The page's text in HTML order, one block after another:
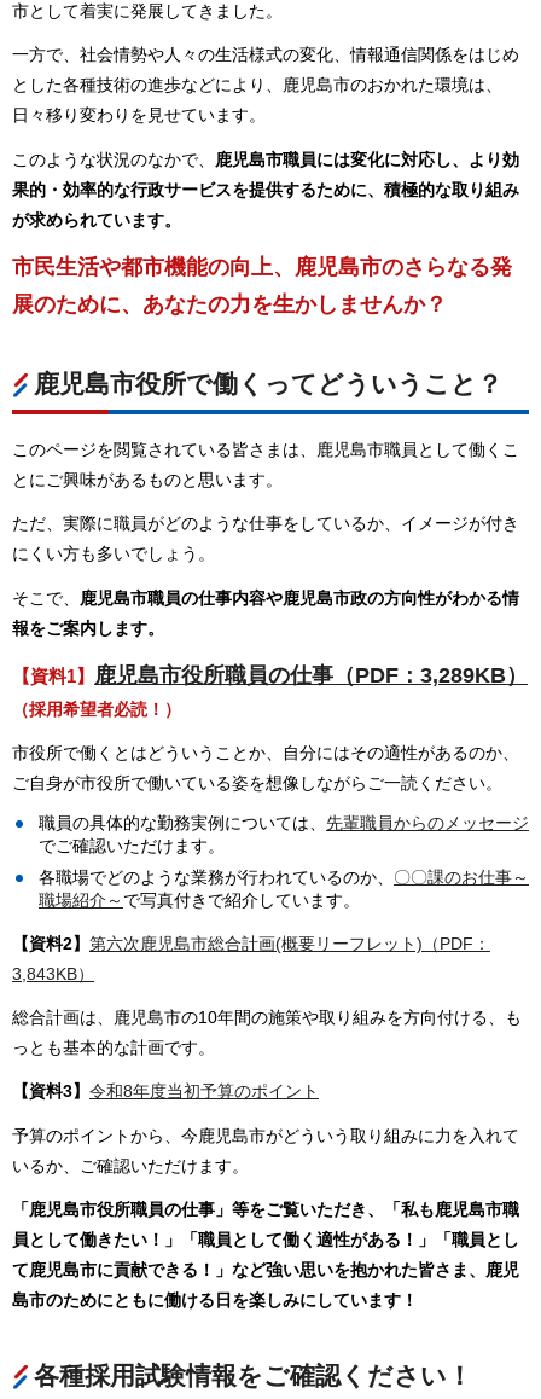
市として着実に発展してきました。
一方で、社会情勢や人々の生活様式の変化、情報通信関係をはじめ
とした各種技術の進歩などにより、鹿児島市のおかれた環境は、
日々移り変わりを見せています。
このような状況のなかで、
鹿児島市職員には変化に対応し、より効
果的・効率的な行政サービスを提供するために、積極的な取り組み
が求められています。
市民生活や都市機能の向上、鹿児島市のさらなる発
展のために、あなたの力を生かしませんか？
鹿児島市役所で働くってどういうこと？
このページを閲覧されている皆さまは、鹿児島市職員として働くこ
とにご興味があるものと思います。
ただ、実際に職員がどのような仕事をしているか、イメージが付き
にくい方も多いでしょう。
そこで、
鹿児島市職員の仕事内容や鹿児島市政の方向性がわかる情
報をご案内します。
【資料1】 鹿児島市役所職員の仕事（PDF：3,289KB）
（採用希望者必読！）
市役所で働くとはどういうことか、自分にはその適性があるのか、
ご自身が市役所で働いている姿を想像しながらご一読ください。
職員の具体的な勤務実例については、 先輩職員からのメッセージ
でご確認いただけます。
各職場でどのような業務が行われているのか、 〇〇課のお仕事～
職場紹介～ で写真付きで紹介しています。
【資料2】 第六次鹿児島市総合計画(概要リーフレット)（PDF：
3,843KB）
総合計画は、鹿児島市の10年間の施策や取り組みを方向付ける、も
っとも基本的な計画です。
【資料3】 令和8年度当初予算のポイント
予算のポイントから、今鹿児島市がどういう取り組みに力を入れて
いるか、ご確認いただけます。
「鹿児島市役所職員の仕事」等をご覧いただき、「私も鹿児島市職
員として働きたい！」「職員として働く適性がある！」「職員とし
て鹿児島市に貢献できる！」など強い思いを抱かれた皆さま、鹿児
島市のためにともに働ける日を楽しみにしています！
各種採用試験情報をご確認ください！